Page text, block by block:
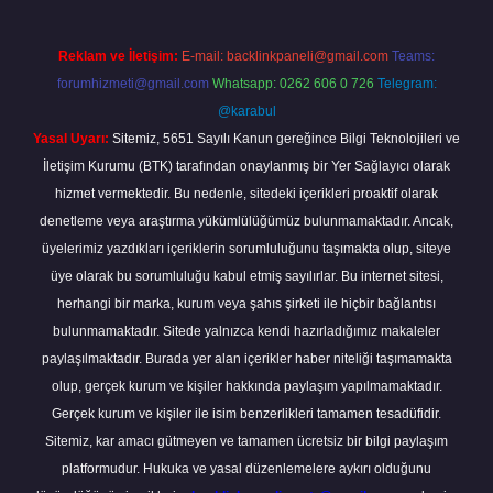
Reklam ve İletişim: E-mail: backlinkpaneli@gmail.com Teams:
forumhizmeti@gmail.com Whatsapp: 0262 606 0 726 Telegram:
@karabul
Yasal Uyarı: Sitemiz, 5651 Sayılı Kanun gereğince Bilgi Teknolojileri ve
İletişim Kurumu (BTK) tarafından onaylanmış bir Yer Sağlayıcı olarak
hizmet vermektedir. Bu nedenle, sitedeki içerikleri proaktif olarak
denetleme veya araştırma yükümlülüğümüz bulunmamaktadır. Ancak,
üyelerimiz yazdıkları içeriklerin sorumluluğunu taşımakta olup, siteye
üye olarak bu sorumluluğu kabul etmiş sayılırlar. Bu internet sitesi,
herhangi bir marka, kurum veya şahıs şirketi ile hiçbir bağlantısı
bulunmamaktadır. Sitede yalnızca kendi hazırladığımız makaleler
paylaşılmaktadır. Burada yer alan içerikler haber niteliği taşımamakta
olup, gerçek kurum ve kişiler hakkında paylaşım yapılmamaktadır.
Gerçek kurum ve kişiler ile isim benzerlikleri tamamen tesadüfidir.
Sitemiz, kar amacı gütmeyen ve tamamen ücretsiz bir bilgi paylaşım
platformudur. Hukuka ve yasal düzenlemelere aykırı olduğunu